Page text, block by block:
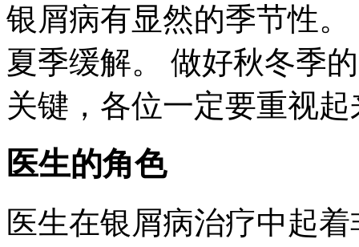
银屑病有显然的季节性
夏季缓解。 做好秋冬季
关键，各位一定要重视
医生的角色
医生在银屑病治疗中起